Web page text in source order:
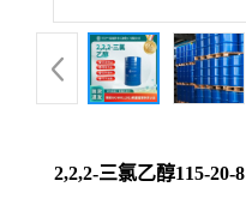
2,2,2-三氯乙醇115-20-8